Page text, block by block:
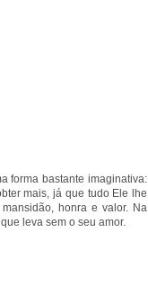
forma bastante imaginativa:
mais, já que tudo Ele lhe
honra e valor. Na
leva sem o seu amor.